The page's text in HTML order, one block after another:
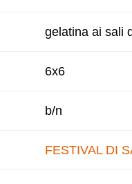
gelatina ai sali
6x6
b/n
FESTIVAL DI